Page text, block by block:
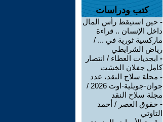
كتب ودراسات
- حين استيقظ رأس المال
داخل الإنسان .. قراءة
ماركسية ثورية في ... /
رياض الشرايطي
- ابجديات العطاء / انتصار
كامل جفلان الخشت
- مجلة سلاح النقد، عدد
جوان-جويلية-اوت 2026 /
مجلة سلاح النقد
- حقوق العصر / أحمد
التاوتي